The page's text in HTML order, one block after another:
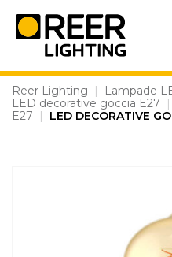
content
Reer Lighting | Lampade
LED decorative goccia E27
|
E27
| LED DECORATIVE